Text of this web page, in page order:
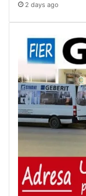
2 days ago